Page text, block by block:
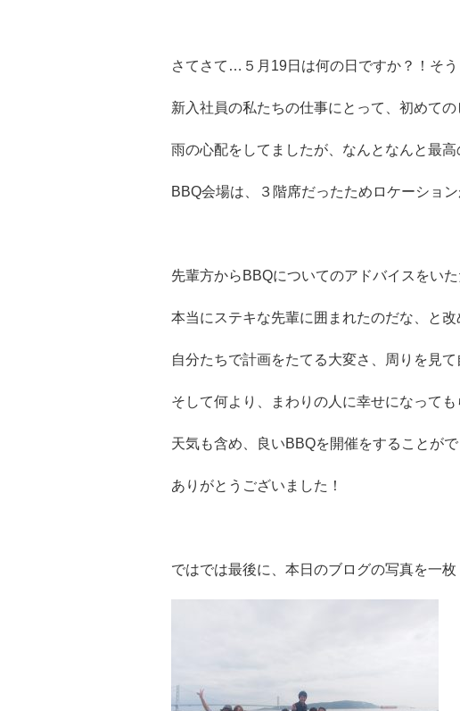
さてさて…５月19日は何の日ですか？！そ
新入社員の私たちの仕事にとって、初めての
雨の心配をしてましたが、なんとなんと最
BBQ会場は、３階席だったためロケーショ
先輩方からBBQについてのアドバイスをい
本当にステキな先輩に囲まれたのだな、と改
自分たちで計画をたてる大変さ、周りを見て
そして何より、まわりの人に幸せになって
天気も含め、良いBBQを開催をすることが
ありがとうございました！
ではでは最後に、本日のブログの写真を一